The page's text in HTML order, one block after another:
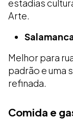
estadias
Arte.
Melhor para
padrão e uma
refinada.
Comida e